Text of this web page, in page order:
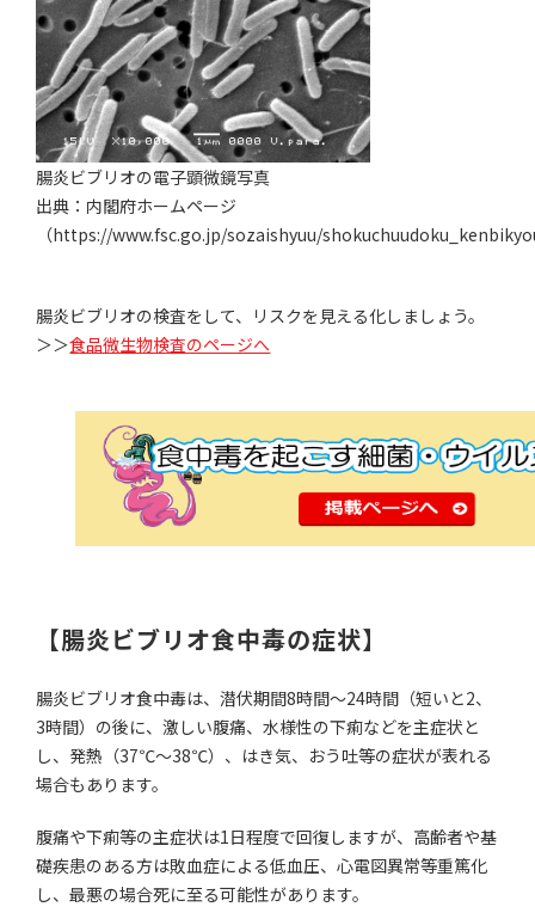
腸炎ビブリオの電子顕微鏡写真
出典：内閣府ホームページ
（https://www.fsc.go.jp/sozaishyuu/
腸炎ビブリオの検査をして、リスクを見える化しましょう。
＞＞食品微生物検査のページへ
【腸炎ビブリオ食中毒の症状】
腸炎ビブリオ食中毒は、潜伏期間8時間～24時間（短いと2、
3時間）の後に、激しい腹痛、水様性の下痢などを主症状と
し、発熱（37℃～38℃）、はき気、おう吐等の症状が表れる
場合もあります。
腹痛や下痢等の主症状は1日程度で回復しますが、高齢者や基
礎疾患のある方は敗血症による低血圧、心電図異常等重篤化
し、最悪の場合死に至る可能性があります。